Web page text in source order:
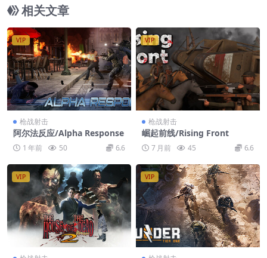
相关文章
VIP
枪战射击
阿尔法反应/Alpha Response
1 年前 50 6.6
VIP
枪战射击
崛起前线/Rising Front
7 月前 45 6.6
VIP VIP